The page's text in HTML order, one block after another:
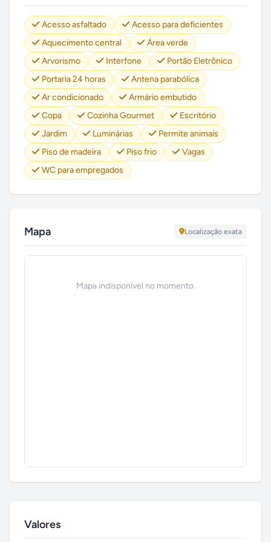
Acesso asfaltado
Acesso para deficientes
Aquecimento central
Área verde
Arvorismo
Interfone
Portão Eletrônico
Portaria 24 horas
Antena parabólica
Ar condicionado
Armário embutido
Copa
Cozinha Gourmet
Escritório
Jardim
Luminárias
Permite animais
Piso de madeira
Piso frio
Vagas
WC para empregados
Mapa Localização exata
Mapa indisponível no momento.
Valores